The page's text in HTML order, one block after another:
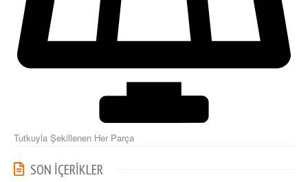
Tutkuyla Şekillenen Her Parça
SON İÇERİKLER